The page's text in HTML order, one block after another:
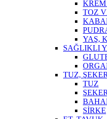
TOZ
YAŞ,
SAĞLIKLI
TUZ,
TUZ
ŞEKER
SİRKE